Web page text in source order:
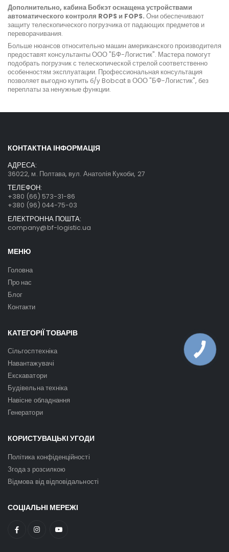
Дополнительно, кабина Бобкэт оснащена устройствами
автоматического контроля ROPS и FOPS. Они обеспечивают
защиту телескопического погрузчика от падающих предметов и
переворачивания.
Больше нюансов относительно машин американского производителя
предоставят консультанты ООО "БФ-Логистик". Мастера помогут
подобрать погрузчик с телескопической стрелой соответственно
особенностям эксплуатации. Профессиональная консультация
позволяет выгодно купить б/у Bobcat в ООО "БФ-Логистик", без
переплаты за ненужные функции.
КОНТАКТНА ІНФОРМАЦІЯ
АДРЕСА:
36022, м. Полтава, вул. Анатолія Кукоби, 27
ТЕЛЕФОН:
+380 (66) 573-31-86
+380 (96) 044-75-03
ЕЛЕКТРОННА ПОШТА:
company@bf-logistic.ua
МЕНЮ
Головна
Про нас
Блог
Контакти
КАТЕГОРІЇ ТОВАРІВ
Сільгосптехніка
Навантажувачі
Екскаватори
Будівельна техніка
Навісне обладнання
Генератори
КОРИСТУВАЦЬКІ УГОДИ
Політика конфіденційності
Згода з розсилкою
Відмова від відповідальності
СОЦІАЛЬНІ МЕРЕЖІ